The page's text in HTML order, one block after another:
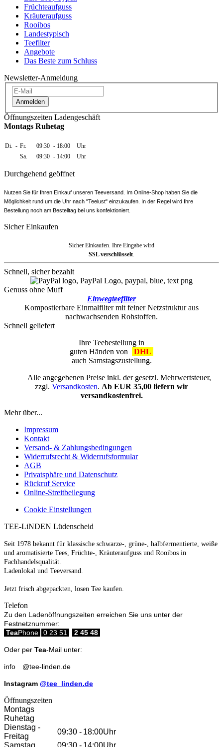
Früchteaufguss
Kräuteraufguss
Rooibos
Landestypisch
Teefilter
Angebote
Das Beste zum Schluss
Newsletter-Anmeldung
Anmelden
Öffnungszeiten Ladengeschäft
Montags Ruhetag
Di. - Fr. 09:30 - 18:00
Uhr
Sa.
09:30 - 14:00 Uhr
Durchgehend geöffnet
Nutzen Sie für Ihren Einkauf unseren Teeversand. Im Online-Shop haben Sie die
Möglichkeit rund um die Uhr nach "Teelust" einzukaufen. In der Regel wird Ihre
Bestellung noch am Bestelltag bei uns konfektioniert.
Sicher Einkaufen
Sicher Einkaufen. Ihre Eingabe wird
SSL verschlüsselt.
Schnell, sicher bezahlt
Genuss ohne Muff
Einwegteefilter
Kompostierbare Einmalfilter mit feiner Netzstruktur aus
nachwachsenden Rohstoffen.
Schnell geliefert
Ihre Teebestellung in
guten Händen von
DHL
auch Samstagszustellung.
Alle angegebenen Preise inkl. der gesetzl. Mehrwertsteuer,
zzgl. Versandkosten. Ab EUR 35,00 liefern wir
versandkostenfrei.
Mehr über...
Impressum
Kontakt
Versand- & Zahlungsbedingungen
Widerrufsrecht & Widerrufsformular
AGB
Privatsphäre und Datenschutz
Rückruf Service
Online-Streitbeilegung
Cookie Einstellungen
TEE-LiNDEN Lüdenscheid
Seit 1978 bekannt für klassische schwarze-, grüne-, halbfermentierte, weiße
und aromatisierte Tees, Früchte-, Kräuteraufguss und Rooibos in
Fachhandelsqualität.
Ladenlokal und Teeversand.
Jetzt frisch abgepackten, losen Tee kaufen.
Telefon
Zu den Ladenöffnungszeiten erreichen Sie uns unter der
Festnetznummer:
TeaPhone 0 23 51 2 45 48
Oder per Tea-Mail unter:
info @tee-linden.de
Instagram @tee_linden.de
Öffnungszeiten
Montags
Ruhetag
Dienstag -
Freitag
09:30 - 18:00Uhr